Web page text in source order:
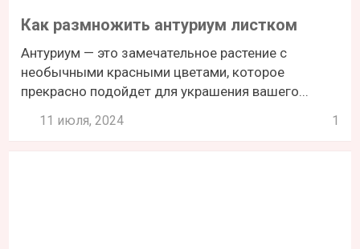
Как размножить антуриум листком
Антуриум — это замечательное растение с
необычными красными цветами, которое
прекрасно подойдет для украшения вашего...
11 июля, 2024 1